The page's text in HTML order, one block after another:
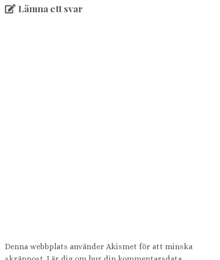
Lämna ett svar
Denna webbplats använder Akismet för att minska